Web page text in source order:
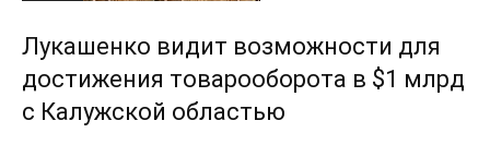
Лукашенко видит возможности для
достижения товарооборота в $1 млрд
с Калужской областью